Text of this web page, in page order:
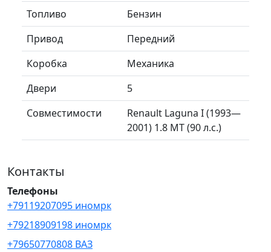
Топливо
Бензин
Привод
Передний
Коробка
Механика
Двери
5
Совместимости
Renault Laguna I (1993—
2001) 1.8 MT (90 л.с.)
Контакты
Телефоны
+79119207095 иномрк
+79218909198 иномрк
+79650770808 ВАЗ